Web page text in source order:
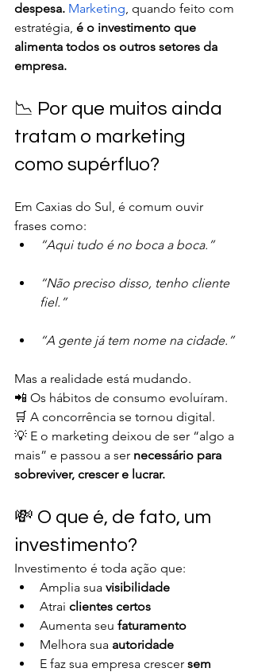
despesa. Marketing, quando feito com
estratégia, é o investimento que
alimenta todos os outros setores da
empresa.
📉 Por que muitos ainda
tratam o marketing
como supérfluo?
Em Caxias do Sul, é comum ouvir
frases como:
“Aqui tudo é no boca a boca.”
“Não preciso disso, tenho cliente
fiel.”
“A gente já tem nome na cidade.”
Mas a realidade está mudando.
📲 Os hábitos de consumo evoluíram.
🛒 A concorrência se tornou digital.
💡 E o marketing deixou de ser “algo a
mais” e passou a ser necessário para
sobreviver, crescer e lucrar.
💸 O que é, de fato, um
investimento?
Investimento é toda ação que:
Amplia sua visibilidade
Atrai clientes certos
Aumenta seu faturamento
Melhora sua autoridade
E faz sua empresa crescer sem